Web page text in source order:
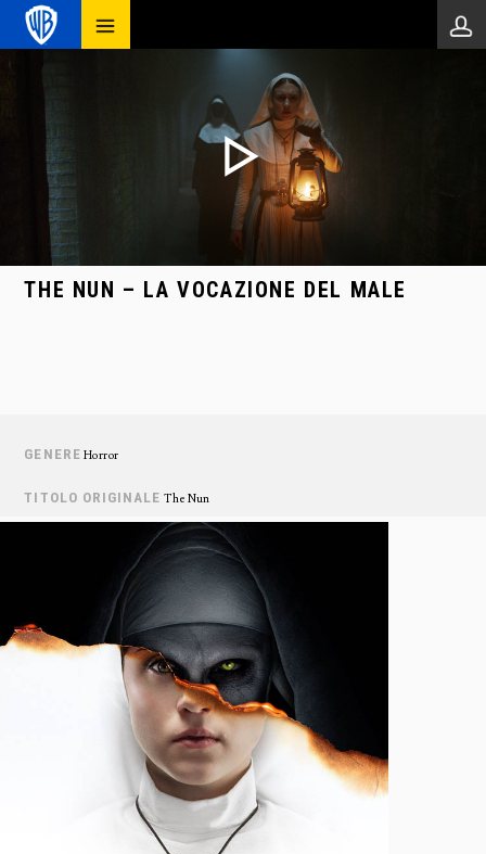
THE NUN – LA VOCAZIONE DEL MALE
GENERE Horror
TITOLO ORIGINALE The Nun